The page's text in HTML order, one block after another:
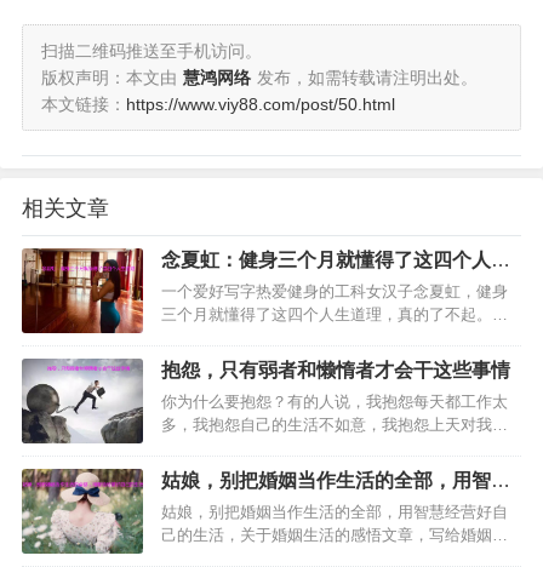
扫描二维码推送至手机访问。
版权声明：本文由 慧鸿网络 发布，如需转载请注明出处。
本文链接： https://www.viy88.com/post/50.html
相关文章
念夏虹：健身三个月就懂得了这四个人生
道理
一个爱好写字热爱健身的工科女汉子念夏虹，健身
三个月就懂得了这四个人生道理，真的了不起。据
且通过健身和运动，让她的心态和思维也随之发生
了改变。…
抱怨，只有弱者和懒惰者才会干这些事情
你为什么要抱怨？有的人说，我抱怨每天都工作太
多，我抱怨自己的生活不如意，我抱怨上天对我不
大，不够勤奋造成的。下面分享吴伯凡 梁冬的一篇
励志文章：抱怨，只有弱…
姑娘，别把婚姻当作生活的全部，用智慧
经营好自己的生活
姑娘，别把婚姻当作生活的全部，用智慧经营好自
己的生活，关于婚姻生活的感悟文章，写给婚姻生